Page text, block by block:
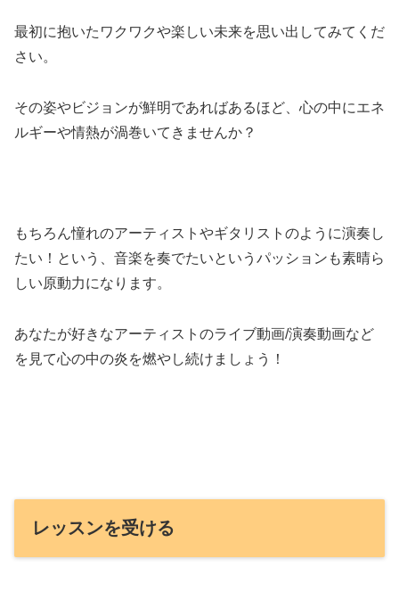
最初に抱いたワクワクや楽しい未来を思い出してみてくだ
さい。
その姿やビジョンが鮮明であればあるほど、心の中にエネ
ルギーや情熱が渦巻いてきませんか？
もちろん憧れのアーティストやギタリストのように演奏し
たい！という、音楽を奏でたいというパッションも素晴ら
しい原動力になります。
あなたが好きなアーティストのライブ動画/演奏動画など
を見て心の中の炎を燃やし続けましょう！
レッスンを受ける